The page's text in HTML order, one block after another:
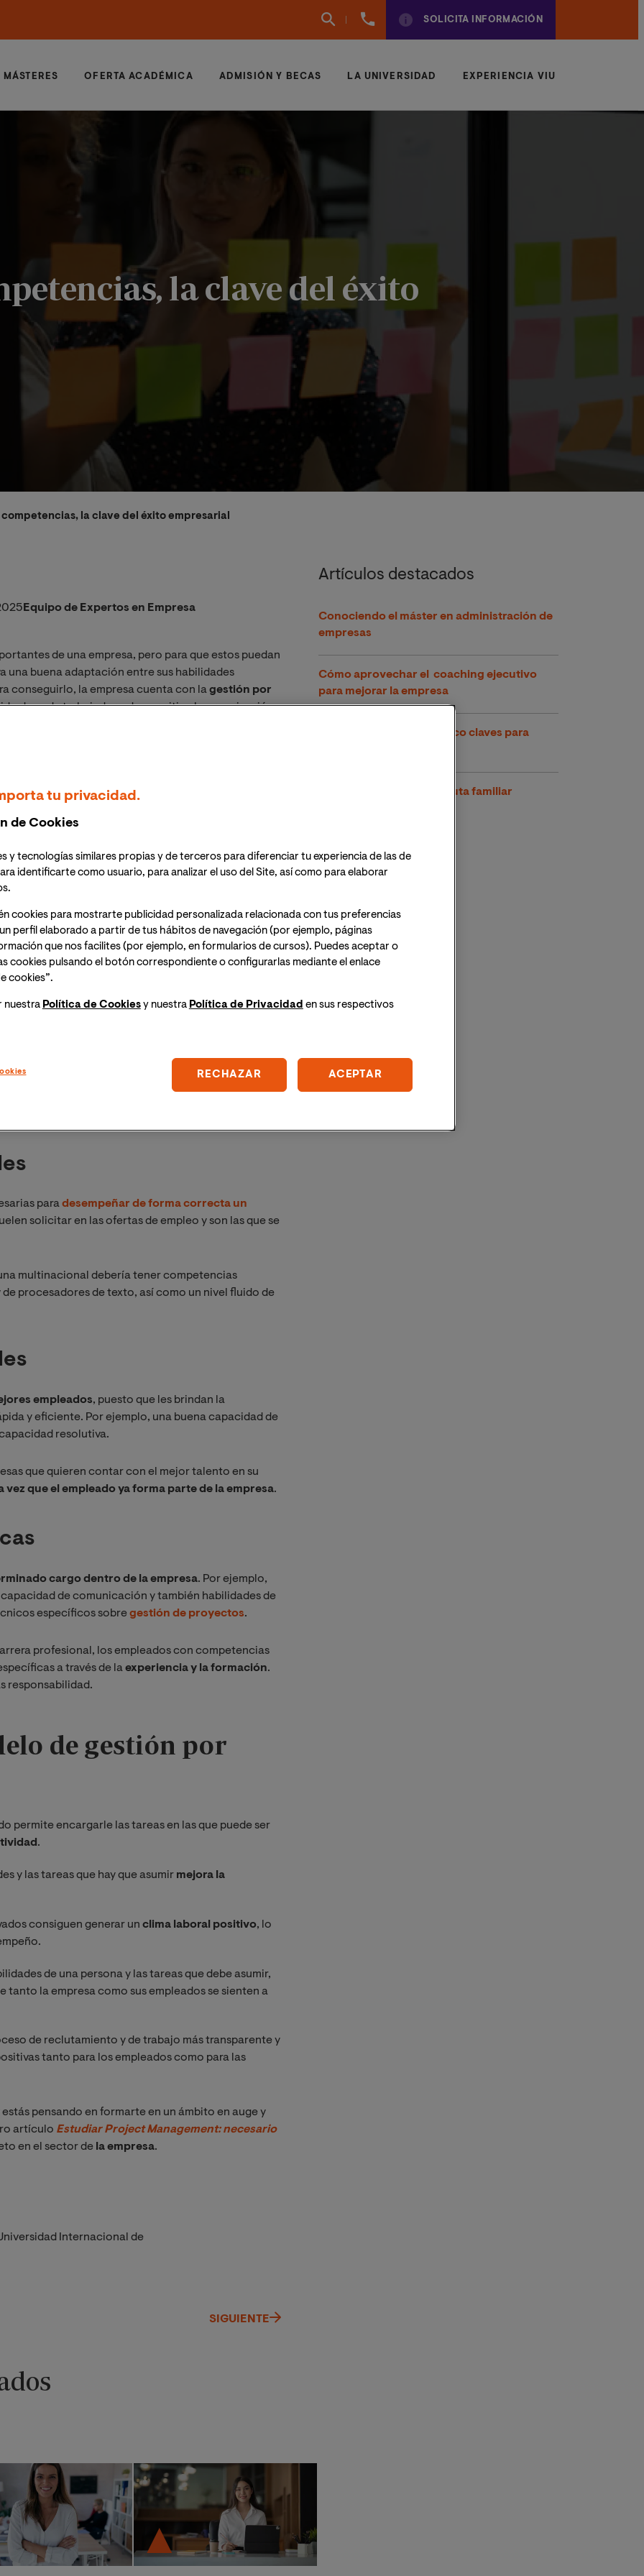
960
SOLICITA INFORMACIÓN
MÁSTERES OFERTA ACADÉMICA ADMISIÓN Y BECAS LA UNIVERSIDAD EXPERIENCIA VIU
la clave del éxito
la clave del éxito empresarial
Equipo de Expertos en Empresa
de una empresa, pero para que estos puedan
una buena adaptación entre sus habilidades
conseguirlo, la empresa cuenta con lagestión por
de cada trabajador y de permitir a la organización
competencias?
el
más fácil a la hora de alcanzar las metas que se ha
de los empleados da lugar a
con la misión y visión del negocio.
en torno a un mismo objetivo permiten a una
al mercado un servicio diferente al de la
paradesempeñar de forma correcta un
solicitar en las ofertas de empleo y son las que se
multinacional debería tener competencias
procesadores de texto, así como un nivel fluido de
empleados, puesto que les brindan la
y eficiente. Por ejemplo, una buena capacidad de
resolutiva.
que quieren contar con el mejor talento en su
vez que el empleado ya forma parte de la empresa.
cargo dentro de la empresa. Por ejemplo,
de comunicación y también habilidades de
específicos sobregestión de proyectos.
profesional, los empleados con competencias
a través de laexperiencia y la formación.
responsabilidad.
de gestión por
permite encargarle las tareas en las que puede ser
.
y las tareas que hay que asumir mejora la
consiguen generar un clima laboral positivo, lo
de una persona y las tareas que debe asumir,
tanto la empresa como sus empleados se sienten a
de reclutamiento y de trabajo más transparente y
tanto para los empleados como para las
estás pensando en formarte en un ámbito en auge y
artículo Estudiar Project Management: necesario
en el sector de la empresa.
Internacional de
SIGUIENTE
Artículos destacados
Conociendo el máster en administración de
empresas
Cómo aprovechar el coaching ejecutivo
para mejorar la empresa
Liderazgo y empresa, cinco claves para
Funciones de una terapeuta familiar
tu privacidad.
de Cookies
y tecnologías similares propias y de terceros para diferenciar tu experiencia de las de
identificarte como usuario, para analizar el uso del Site, así como para elaborar
cookies para mostrarte publicidad personalizada relacionada con tus preferencias
perfil elaborado a partir de tus hábitos de navegación (por ejemplo, páginas
que nos facilites (por ejemplo, en formularios de cursos). Puedes aceptar o
cookies pulsando el botón correspondiente o configurarlas mediante el enlace
cookies”.
nuestra Política de Cookiesy nuestra Política de Privacidad en sus respectivos
RECHAZAR ACEPTAR